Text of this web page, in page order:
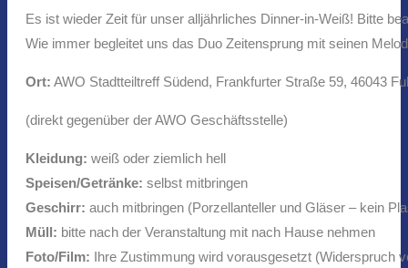
Es ist wieder Zeit für unser alljährliches Dinner-in-Weiß! Bitte
Wie immer begleitet uns das Duo Zeitensprung mit seinen
Ort: AWO Stadtteiltreff Südend, Frankfurter Straße 59, 46043
(direkt gegenüber der AWO Geschäftsstelle)
Kleidung: weiß oder ziemlich hell
Speisen/Getränke: selbst mitbringen
Geschirr: auch mitbringen (Porzellanteller und Gläser – kein
Müll: bitte nach der Veranstaltung mit nach Hause nehmen
Foto/Film: Ihre Zustimmung wird vorausgesetzt (Widerspruch